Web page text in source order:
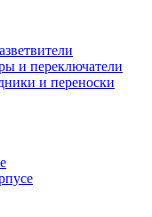
и переключатели
и переноски